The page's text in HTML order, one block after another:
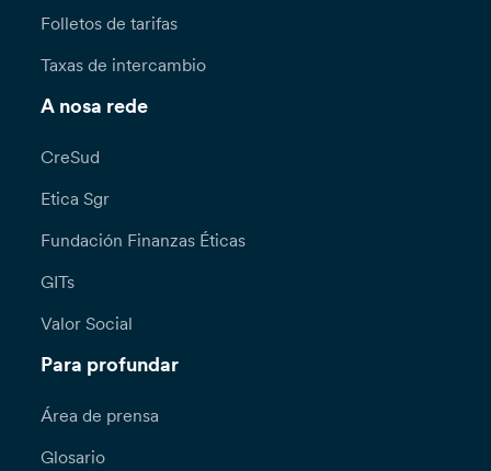
Folletos de tarifas
Taxas de intercambio
A nosa rede
CreSud
Etica Sgr
Fundación Finanzas Éticas
GITs
Valor Social
Para profundar
Área de prensa
Glosario